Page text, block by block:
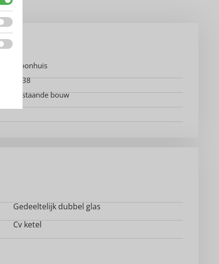
Woonhuis
1938
Bestaande bouw
Gedeeltelijk dubbel glas
Cv ketel